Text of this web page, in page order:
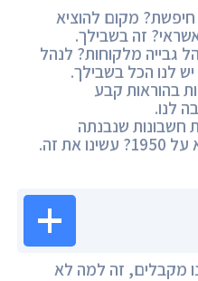
מקום להוציא
זה בשבילך.
גבייה מלקוחות? לנהל
לנו הכל בשבילך.
בהוראות קבע
לנו.
חשבונות שנבנתה
במחשבה על שנת 2050 ולא על 1950? עשינו את זה.
מקבלים, זה למה לא